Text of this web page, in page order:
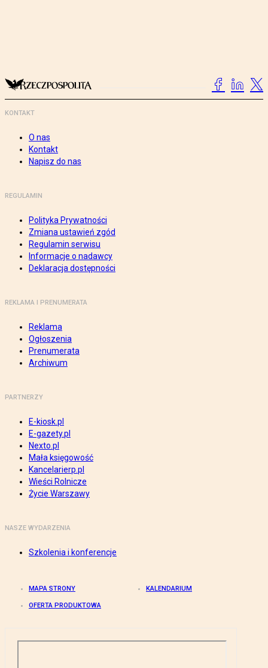
KONTAKT
O nas
Kontakt
Napisz do nas
REGULAMIN
Polityka Prywatności
Zmiana ustawień zgód
Regulamin serwisu
Informacje o nadawcy
Deklaracja dostępności
REKLAMA I PRENUMERATA
Reklama
Ogłoszenia
Prenumerata
Archiwum
PARTNERZY
E-kiosk.pl
E-gazety.pl
Nexto.pl
Mała księgowość
Kancelarierp.pl
Wieści Rolnicze
Życie Warszawy
NASZE WYDARZENIA
Szkolenia i konferencje
MAPA STRONY KALENDARIUM
OFERTA PRODUKTOWA